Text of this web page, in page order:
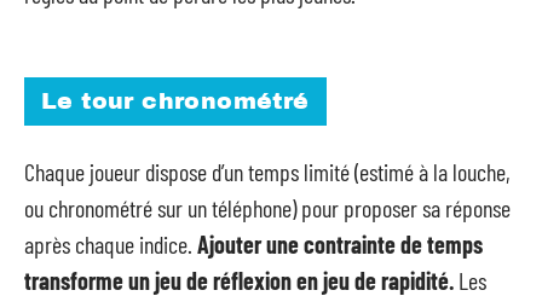
Le tour chronométré
Chaque joueur dispose d’un temps limité (estimé à la louche,
ou chronométré sur un téléphone) pour proposer sa réponse
après chaque indice. Ajouter une contrainte de temps
transforme un jeu de réflexion en jeu de rapidité. Les